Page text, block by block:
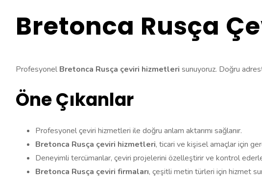
Bretonca Rusça
Profesyonel Bretonca Rusça çeviri hizmetleri sunuyoruz. Doğru
Öne Çıkanlar
Profesyonel çeviri hizmetleri ile doğru anlam aktarımı sağlanır.
Bretonca Rusça çeviri hizmetleri, ticari ve kişisel amaçlar için
Deneyimli tercümanlar, çeviri projelerini özelleştirir ve kontrol
Bretonca Rusça çeviri firmaları, çeşitli metin türleri için hizmet